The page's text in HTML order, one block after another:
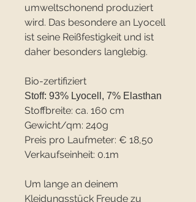
umweltschonend produziert
wird. Das besondere an Lyocell
ist seine Reißfestigkeit und ist
daher besonders langlebig.
Bio-zertifiziert
Stoff: 93% Lyocell, 7% Elasthan
Stoffbreite: ca. 160 cm
Gewicht/qm: 240g
Preis pro Laufmeter: € 18,50
Verkaufseinheit: 0.1m
Um lange an deinem
Kleidungsstück Freude zu